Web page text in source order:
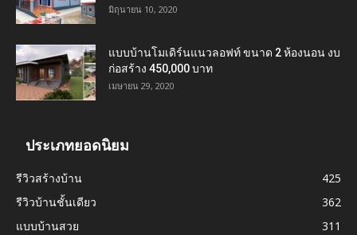
มิถุนายน 10, 2020
แบบบ้านโมเดิร์นแนวลอฟท์ ขนาด 2 ห้องนอน งบ
ก่อสร้าง 450,000 บาท
เมษายน 29, 2020
ประเภทยอดนิยม
รีวิวสร้างบ้าน
425
รีวิวบ้านชั้นเดียว
362
แบบบ้านสวย
311